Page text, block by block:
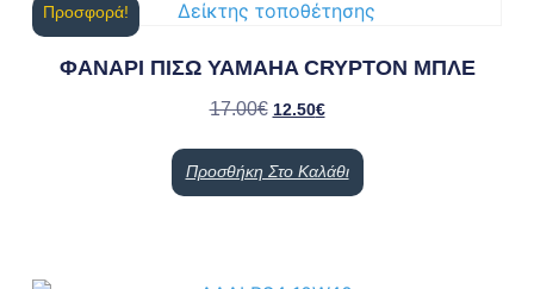
Προσφορά!
ΦΑΝΑΡΙ ΠΙΣΩ YAMAHA CRYPTON ΜΠΛΕ
17.00€ 12.50€
Προσθήκη Στο Καλάθι